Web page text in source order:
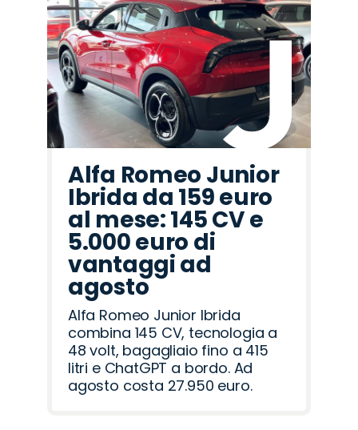
Alfa Romeo Junior
Ibrida da 159 euro
al mese: 145 CV e
5.000 euro di
vantaggi ad
agosto
Alfa Romeo Junior Ibrida
combina 145 CV, tecnologia a
48 volt, bagagliaio fino a 415
litri e ChatGPT a bordo. Ad
agosto costa 27.950 euro.